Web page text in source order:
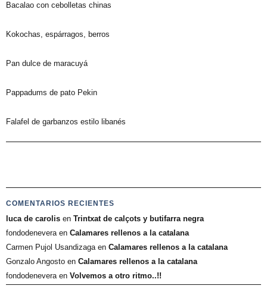
Bacalao con cebolletas chinas
Kokochas, espárragos, berros
Pan dulce de maracuyá
Pappadums de pato Pekin
Falafel de garbanzos estilo libanés
COMENTARIOS RECIENTES
luca de carolis en Trintxat de calçots y butifarra negra
fondodeneveraen Calamares rellenos a la catalana
Carmen Pujol Usandizagaen Calamares rellenos a la catalana
Gonzalo Angosto en Calamares rellenos a la catalana
fondodeneveraen Volvemos a otro ritmo..!!